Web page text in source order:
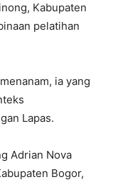
Kabupaten
pelatihan
ia yang
Lapas.
Adrian Nova
Bogor,